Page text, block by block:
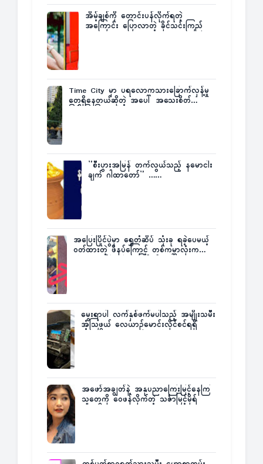
အိမ့်ချစ်ကို တောင်းပန်လိုက်ရတဲ့
အကြောင်း ပြောလာတဲ့ ခိုင်သင်းကြည်
Time City မှာ ပရလောကသားခြောက်လှန့်မှု
တွေရှိနေတယ်ဆိုတဲ့ အပေါ် အသေးစိတ်
”စီးပွားအမြန် တက်လွယ်သည့် နမောငါး
ချက် ဂါထာတော်” ……
အပြေးပြိုင်ပွဲမှာ ရွှေတံဆိပ် သုံးခု ရခဲ့ပေမယ့်
ဝတ်ထားတဲ့ ဖိနပ်ကြောင့် တစ်ကမ္ဘာလုံးက
မွေးရာပါ လက်နှစ်ဖက်မပါသည့် အမျိုးသမီး
အံ့သြဖွယ် လေယာဉ်မောင်းလိုင်စင်ရရှိ
အဖော်အချွတ်နဲ့ အနုပညာကြေးမြင့်နေကြ
သူတွေကို ဝေဖန်လိုက်တဲ့ သင်္ဇာမြင့်မိုရ်